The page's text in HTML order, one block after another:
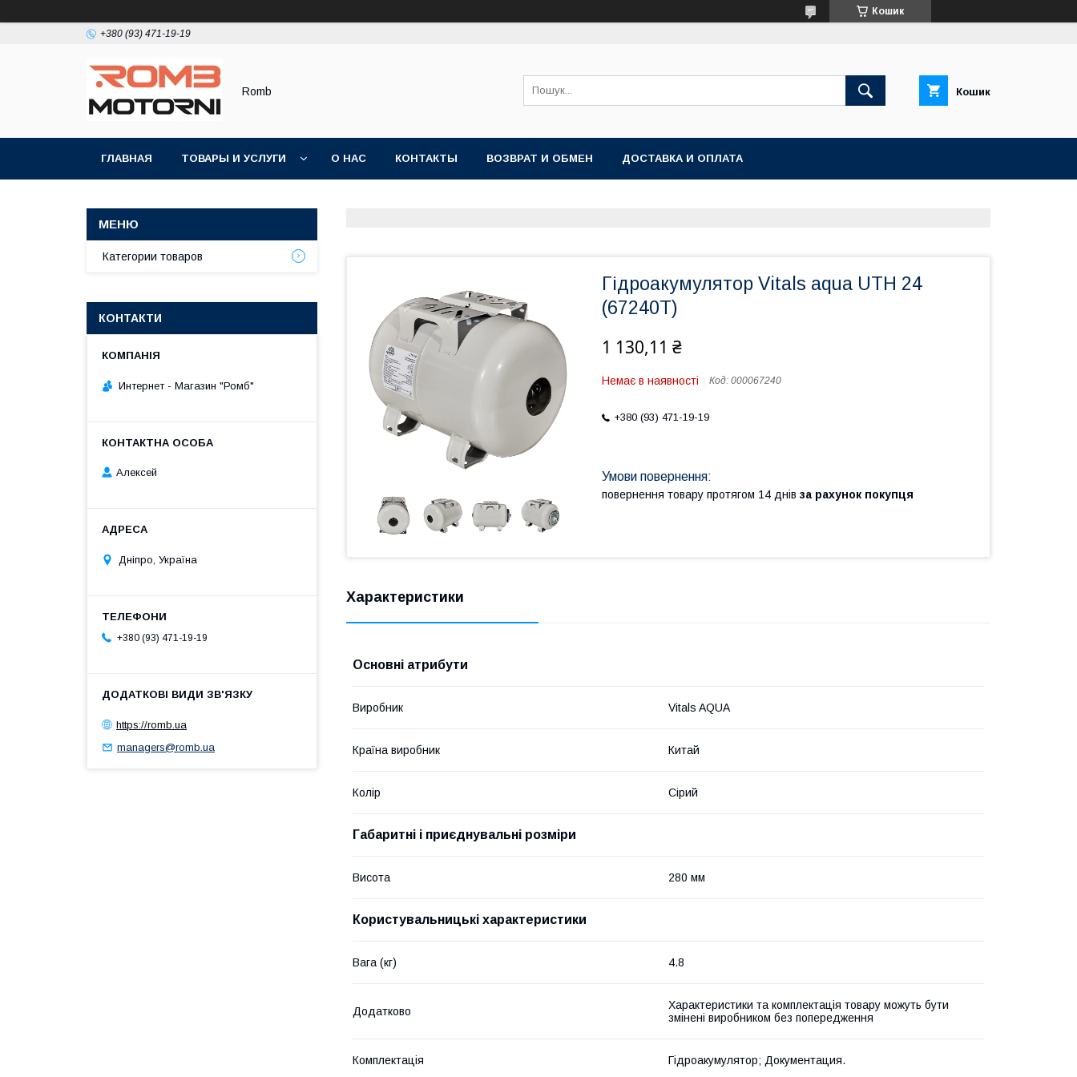
Кошик
+380 (93) 471-19-19
Romb Кошик
ГЛАВНАЯ ТОВАРЫ И УСЛУГИ О НАС КОНТАКТЫ ВОЗВРАТ И ОБМЕН ДОСТАВКА И ОПЛАТА
Гідроакумулятор Vitals aqua UTH 24
(67240T)
1 130,11 ₴
Немає в наявності Код: 000067240
+380 (93) 471-19-19
повернення товару протягом 14 днів за рахунок покупця
Характеристики
Основні атрибути
Виробник Vitals AQUA
Країна виробник Китай
Колір Сірий
Габаритні і приєднувальні розміри
Висота 280 мм
Користувальницькі характеристики
Вага (кг) 4.8
Додатково
Характеристики та комплектація товару можуть бути
змінені виробником без попередження
Комплектація Гідроакумулятор; Документация.
Категории товаров
КОНТАКТИ
Интернет - Магазин "Ромб"
Алексей
Дніпро, Україна
+380 (93) 471-19-19
https://romb.ua
managers@romb.ua